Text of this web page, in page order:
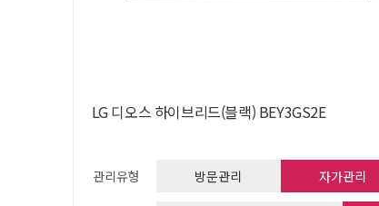
LG 디오스 하이브리드(블랙) BEY3GS2E
관리유형 방문관리 자가관리